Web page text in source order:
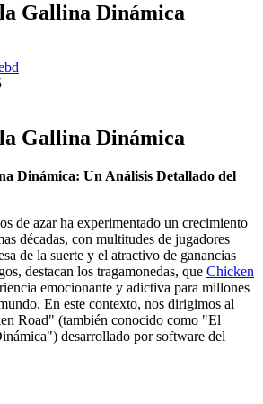
Gallina Dinámica
Gallina Dinámica
Dinámica: Un Análisis Detallado del
de azar ha experimentado un crecimiento
décadas, con multitudes de jugadores
de la suerte y el atractivo de ganancias
destacan los tragamonedas, que Chicken
emocionante y adictiva para millones
En este contexto, nos dirigimos al
Road" (también conocido como "El
desarrollado por software del